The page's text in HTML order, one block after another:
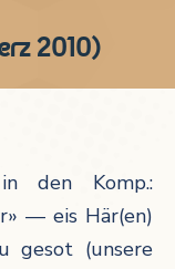
2010)
den Komp.:
— eis Här(en)
gesot (unsere